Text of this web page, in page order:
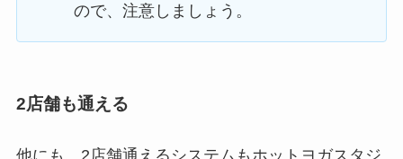
ので、注意しましょう。
2店舗も通える